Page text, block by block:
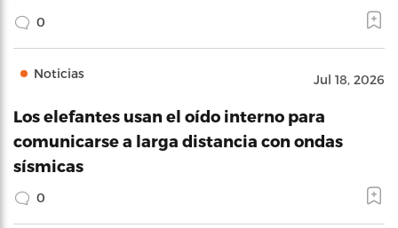
0
Noticias Jul 18, 2026
Los elefantes usan el oído interno para
comunicarse a larga distancia con ondas
sísmicas
0